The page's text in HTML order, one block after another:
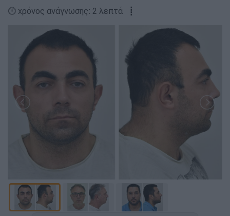
🕛 χρόνος ανάγνωσης: 2 λεπτά ┋